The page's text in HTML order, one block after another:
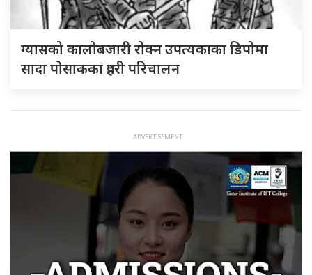
ग्यासको कालोबजारी रोक्न उपत्यकाका डिपोमा
सादा पोसाकका प्रहरी परिचालन